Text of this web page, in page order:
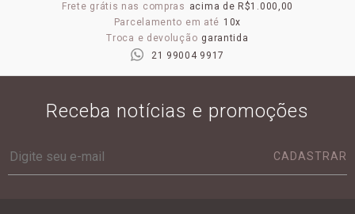
Frete grátis nas compras acima de R$1.000,00
Parcelamento em até 10x
Troca e devolução garantida
21 99004 9917
Receba notícias e promoções
CADASTRAR